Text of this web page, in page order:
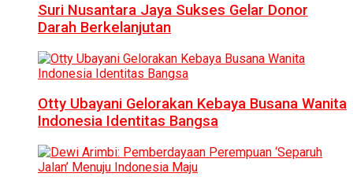
Suri Nusantara Jaya Sukses Gelar Donor
Darah Berkelanjutan
Otty Ubayani Gelorakan Kebaya Busana Wanita
Indonesia Identitas Bangsa